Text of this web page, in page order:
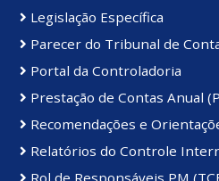
Legislação Específica
Parecer do Tribunal de
Portal da Controladoria
Prestação de Contas Anual
Recomendações e
Relatórios do Controle
Rol de Responsáveis PM